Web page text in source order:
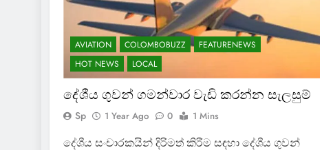
AVIATION COLOMBOBUZZ
FEATURENEWS
HOT NEWS
LOCAL
දේශීය ගුවන් ගමන්වාර වැඩි කරන්න සැලසුම්
Sp 1 Year Ago 0 1 Mins
දේශීය සංචාරකයින් දිරිමත් කිරීම සඳහා දේශීය ගුවන්